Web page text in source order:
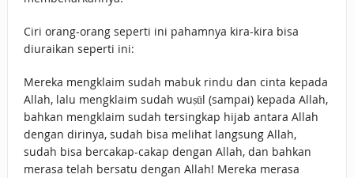
Ciri orang-orang seperti ini pahamnya kira-kira bisa
diuraikan seperti ini:
Mereka mengklaim sudah mabuk rindu dan cinta kepada
Allah, lalu mengklaim sudah wuṣūl (sampai) kepada Allah,
bahkan mengklaim sudah tersingkap hijab antara Allah
dengan dirinya, sudah bisa melihat langsung Allah,
sudah bisa bercakap-cakap dengan Allah, dan bahkan
merasa telah bersatu dengan Allah! Mereka merasa